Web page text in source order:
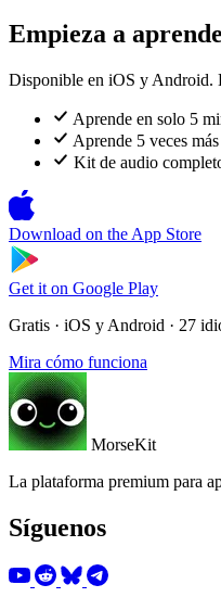
Empieza a
Disponible en iOS y Android.
Aprende en solo 5
Aprende 5 veces
Kit de audio
Download on the App Store
Get it on Google Play
Gratis · iOS y Android · 27
Mira cómo funciona
MorseKit
La plataforma premium para
Síguenos